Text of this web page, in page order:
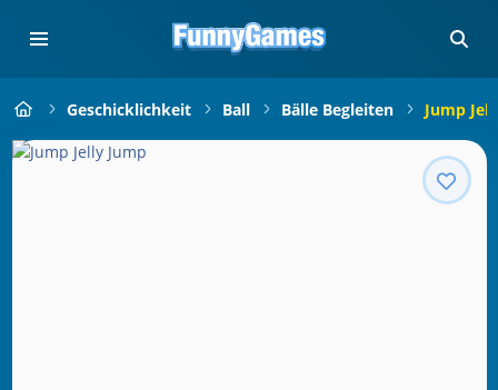
Geschicklichkeit Ball Bälle Begleiten Jump